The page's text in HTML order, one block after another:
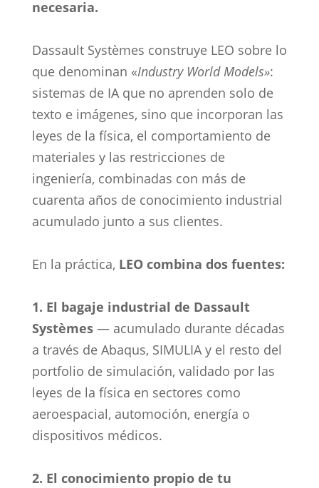
necesaria.
Dassault Systèmes construye LEO sobre lo
que denominan «Industry World Models»:
sistemas de IA que no aprenden solo de
texto e imágenes, sino que incorporan las
leyes de la física, el comportamiento de
materiales y las restricciones de
ingeniería, combinadas con más de
cuarenta años de conocimiento industrial
acumulado junto a sus clientes.
En la práctica, LEO combina dos fuentes:
1. El bagaje industrial de Dassault
Systèmes— acumulado durante décadas
a través de Abaqus, SIMULIA y el resto del
portfolio de simulación, validado por las
leyes de la física en sectores como
aeroespacial, automoción, energía o
dispositivos médicos.
2. El conocimiento propio de tu